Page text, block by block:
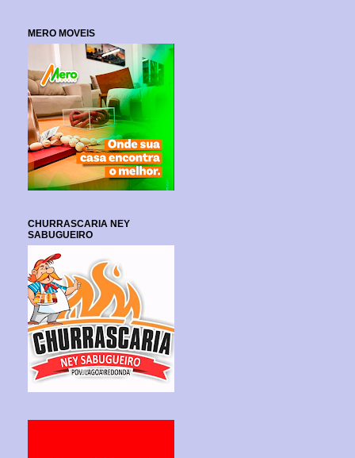
MERO MOVEIS
CHURRASCARIA NEY
SABUGUEIRO